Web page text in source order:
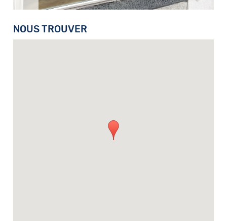
NOUS TROUVER